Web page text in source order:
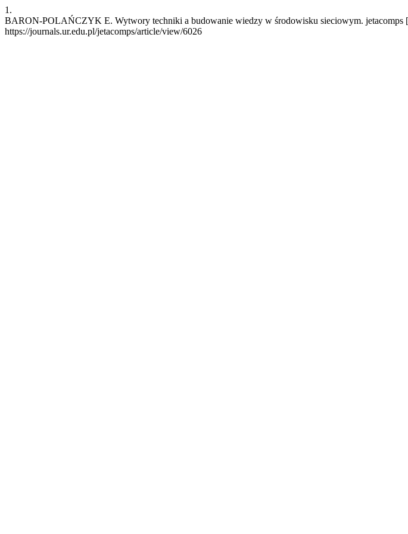
1.
BARON-POLAŃCZYK E. Wytwory techniki a budowanie wiedzy w środowisku sieciowym. jetacomps
https://journals.ur.edu.pl/jetacomps/article/view/6026